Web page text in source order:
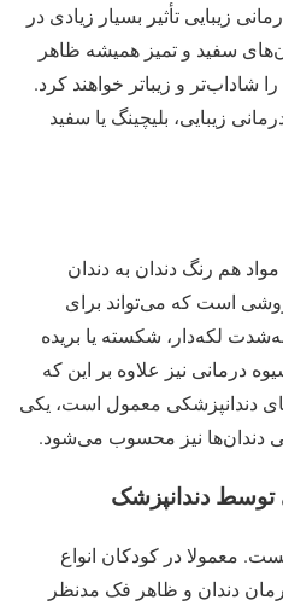
زیبایی تأثیر بسیار زیادی در
سفید و تمیز همیشه ظاهر
شاداب‌تر و زیباتر خواهند کرد.
زیبایی، بلیچینگ یا سفید
هم رنگ دندان به دندان
است که می‌تواند برای
لکه‌دار، شکسته یا بریده
درمانی نیز علاوه بر این که
دندانپزشکی معمول است، یکی
دندان‌ها نیز محسوب می‌شود.
معمولا در کودکان انواع
دندان و ظاهر فک مدنظر